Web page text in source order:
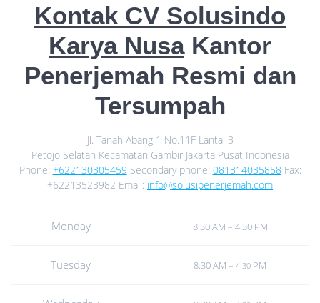
Kontak CV Solusindo
Karya NusaKantor
Penerjemah Resmi dan
Tersumpah
Jl. Tanah Abang 1 No.11F Lantai 3
Petojo Selatan Kecamatan Gambir Jakarta Pusat Indonesia
Phone: +622130305459 Secondary phone: 081314035858 Fax:
+62213523982 Email: info@solusipenerjemah.com
Monday 8:30 AM – 4:30 PM
Tuesday 8:30 AM – 4:30 PM